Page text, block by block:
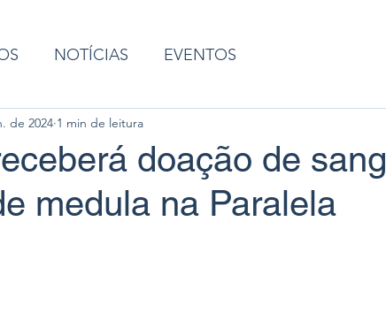
NOTÍCIAS EVENTOS
doação de
medula na Paralela
de 2024 1 min de leitura